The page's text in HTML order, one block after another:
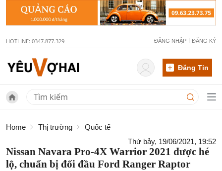
HOTLINE: 0347.877.329 ĐĂNG NHẬP ĐĂNG KÝ
Đăng Tin
Home Thị trường
Quốc tế
Thứ bảy, 19/06/2021, 19:52
Nissan Navara Pro-4X Warrior 2021 được hé
lộ, chuẩn bị đối đầu Ford Ranger Raptor